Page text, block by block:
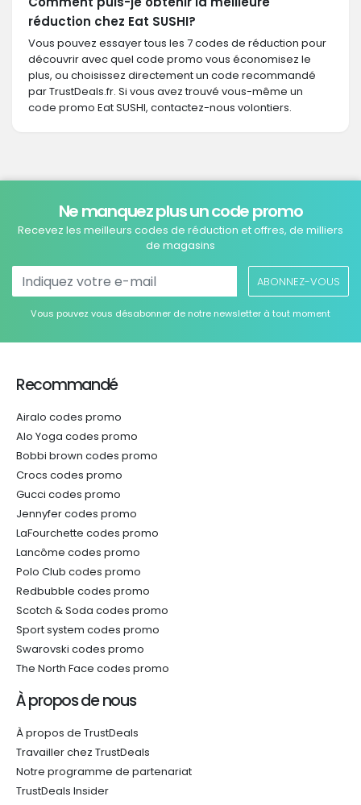
réduction chez Eat SUSHI?
Vous pouvez essayer tous les 7 codes de réduction pour
découvrir avec quel code promo vous économisez le
plus, ou choisissez directement un code recommandé
par TrustDeals.fr. Si vous avez trouvé vous-même un
code promo Eat SUSHI, contactez-nous volontiers.
Ne manquez plus un code promo
Recevez les meilleurs codes de réduction et offres, de milliers
de magasins
ABONNEZ-VOUS
Vous pouvez vous désabonner de notre newsletter à tout moment
Recommandé
Airalo codes promo
Alo Yoga codes promo
Bobbi brown codes promo
Crocs codes promo
Gucci codes promo
Jennyfer codes promo
LaFourchette codes promo
Lancôme codes promo
Polo Club codes promo
Redbubble codes promo
Scotch & Soda codes promo
Sport system codes promo
Swarovski codes promo
The North Face codes promo
À propos de nous
À propos de TrustDeals
Travailler chez TrustDeals
Notre programme de partenariat
TrustDeals Insider